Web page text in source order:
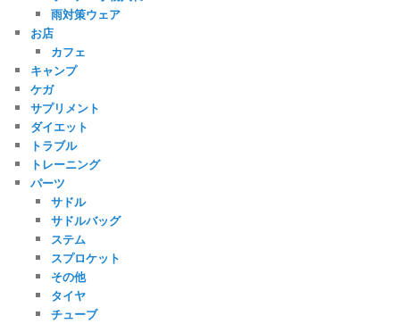
雨対策ウェア
お店
カフェ
キャンプ
ケガ
サプリメント
ダイエット
トラブル
トレーニング
パーツ
サドル
サドルバッグ
ステム
スプロケット
その他
タイヤ
チューブ